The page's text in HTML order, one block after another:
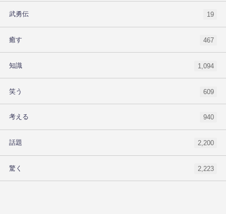
武勇伝 19
癒す 467
知識 1,094
笑う 609
考える 940
話題 2,200
驚く 2,223